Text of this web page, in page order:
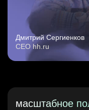
Дмитрий Сергиенков
CEO hh.ru
масштабное